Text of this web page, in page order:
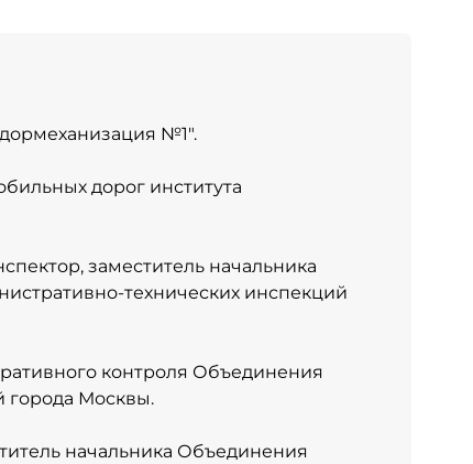
№1".
дорог института
заместитель начальника
технических инспекций
контроля Объединения
города Москвы.
начальника Объединения